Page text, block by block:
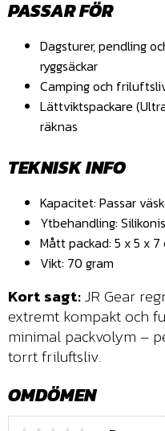
PASSAR FÖR
Dagsturer, pendling
ryggsäckar
Camping och
Lättviktspackare
räknas
TEKNISK INFO
Kapacitet: Passar
Ytbehandling:
Mått packad: 5 x 5 x 7
Vikt: 70 gram
Kort sagt:JR Gear
extremt kompakt och
minimal packvolym –
torrt friluftsliv.
OMDÖMEN